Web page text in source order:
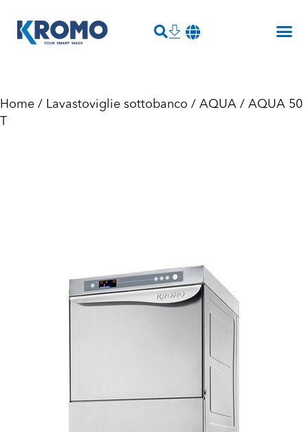
Home / Lavastoviglie sottobanco / AQUA / AQUA 50
T